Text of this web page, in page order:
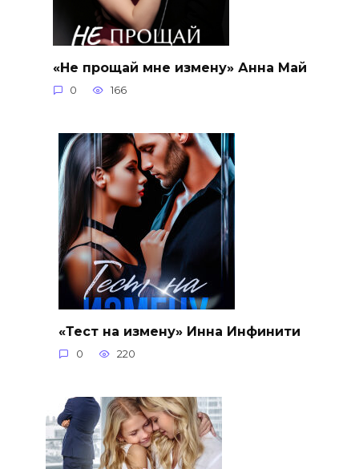
«Не прощай мне измену» Анна Май
0 166
«Тест на измену» Инна Инфинити
0 220